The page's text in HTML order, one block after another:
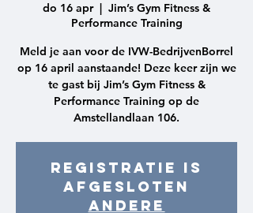
do 16 apr
  |
Jim’s Gym Fitness &
Performance Training
Meld je aan voor de IVW-BedrijvenBorrel
op 16 april aanstaande! Deze keer zijn we
te gast bij Jim’s Gym Fitness &
Performance Training op de
Amstellandlaan 106.
Registratie is
afgesloten
Andere